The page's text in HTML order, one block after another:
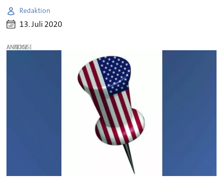
Redaktion
13. Juli 2020
ANZEIGE